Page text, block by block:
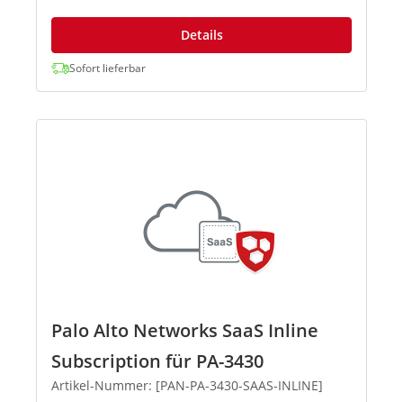
Details
Sofort lieferbar
Palo Alto Networks SaaS Inline
Subscription für PA-3430
Artikel-Nummer: [PAN-PA-3430-SAAS-INLINE]